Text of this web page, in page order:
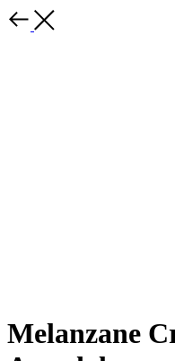
Melanzane